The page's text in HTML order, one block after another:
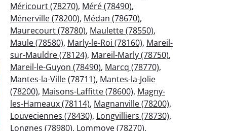
Méricourt (78270), Méré (78490),
Ménerville (78200), Médan (78670),
Maurecourt (78780), Maulette (78550),
Maule (78580), Marly-le-Roi (78160), Mareil-
sur-Mauldre (78124), Mareil-Marly (78750),
Mareil-le-Guyon (78490), Marcq (78770),
Mantes-la-Ville (78711), Mantes-la-Jolie
(78200), Maisons-Laffitte (78600), Magny-
les-Hameaux (78114), Magnanville (78200),
Louveciennes (78430), Longvilliers (78730),
Longnes (78980), Lommoye (78270),